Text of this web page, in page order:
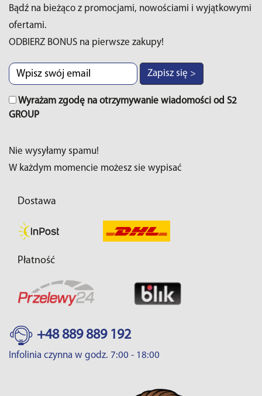
Bądź na bieżąco z promocjami, nowościami i wyjątkowymi
ofertami.
ODBIERZ BONUS na pierwsze zakupy!
Zapisz się >
Wyrażam zgodę na otrzymywanie wiadomości od S2
GROUP
Nie wysyłamy spamu!
W każdym momencie możesz sie wypisać
Dostawa
Płatność
+48 889 889 192
Infolinia czynna w godz. 7:00 - 18:00